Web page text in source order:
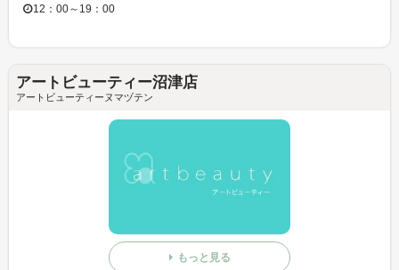
12：00～19：00
アートビューティー沼津店
アートビューティーヌマヅテン
もっと見る